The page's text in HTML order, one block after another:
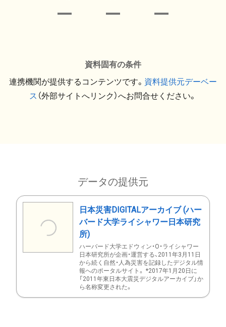
資料固有の条件
連携機関が提供するコンテンツです。 資料提供元デーベー
ス （外部サイトへリンク）へお問合せください。
データの提供元
日本災害DIGITALアーカイブ (ハー
バード大学ライシャワー日本研究
所)
ハーバード大学エドウィン・O・ライシャワー
日本研究所が企画・運営する、2011年3月11日
から続く自然・人為災害を記録したデジタル情
報へのポータルサイト。 *2017年1月20日に
「2011年東日本大震災デジタルアーカイブ」か
ら名称変更された。